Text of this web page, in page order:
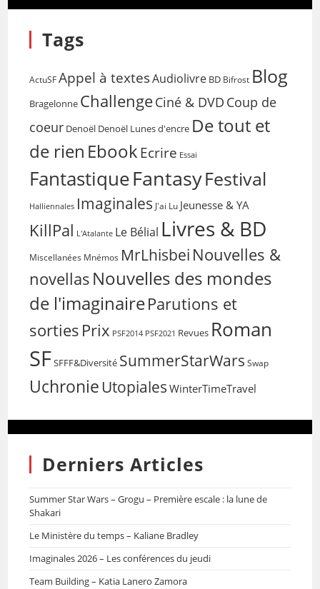
Tags
ActuSF Appel à textesAudiolivre BD Bifrost Blog
Bragelonne ChallengeCiné & DVD Coup de
coeur Denoël Denoël Lunes d'encre De tout et
de rien EbookEcrire Essai
FantastiqueFantasyFestival
Halliennales Imaginales J'ai Lu Jeunesse & YA
KillPal L'Atalante Le Bélial Livres & BD
Miscellanées Mnémos MrLhisbei Nouvelles &
novellas Nouvelles des mondes
de l'imaginaireParutions et
sorties Prix PSF2014 PSF2021 Revues Roman
SFSFFF&Diversité SummerStarWars Swap
Uchronie Utopiales WinterTimeTravel
Derniers Articles
Summer Star Wars – Grogu – Première escale : la lune de
Shakari
Le Ministère du temps – Kaliane Bradley
Imaginales 2026 – Les conférences du jeudi
Team Building – Katia Lanero Zamora